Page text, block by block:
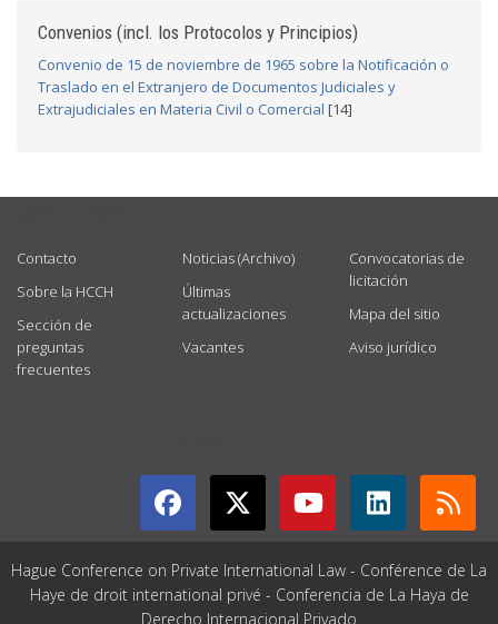
Convenios (incl. los Protocolos y Principios)
Convenio de 15 de noviembre de 1965 sobre la Notificación o
Traslado en el Extranjero de Documentos Judiciales y
Extrajudiciales en Materia Civil o Comercial [14]
Contacto
Sobre la HCCH
Sección de
preguntas
frecuentes
Noticias (Archivo)
Últimas
actualizaciones
Vacantes
Convocatorias de
licitación
Mapa del sitio
Aviso jurídico
Hague Conference on Private International Law - Conférence de La
Haye de droit international privé - Conferencia de La Haya de
Derecho Internacional Privado